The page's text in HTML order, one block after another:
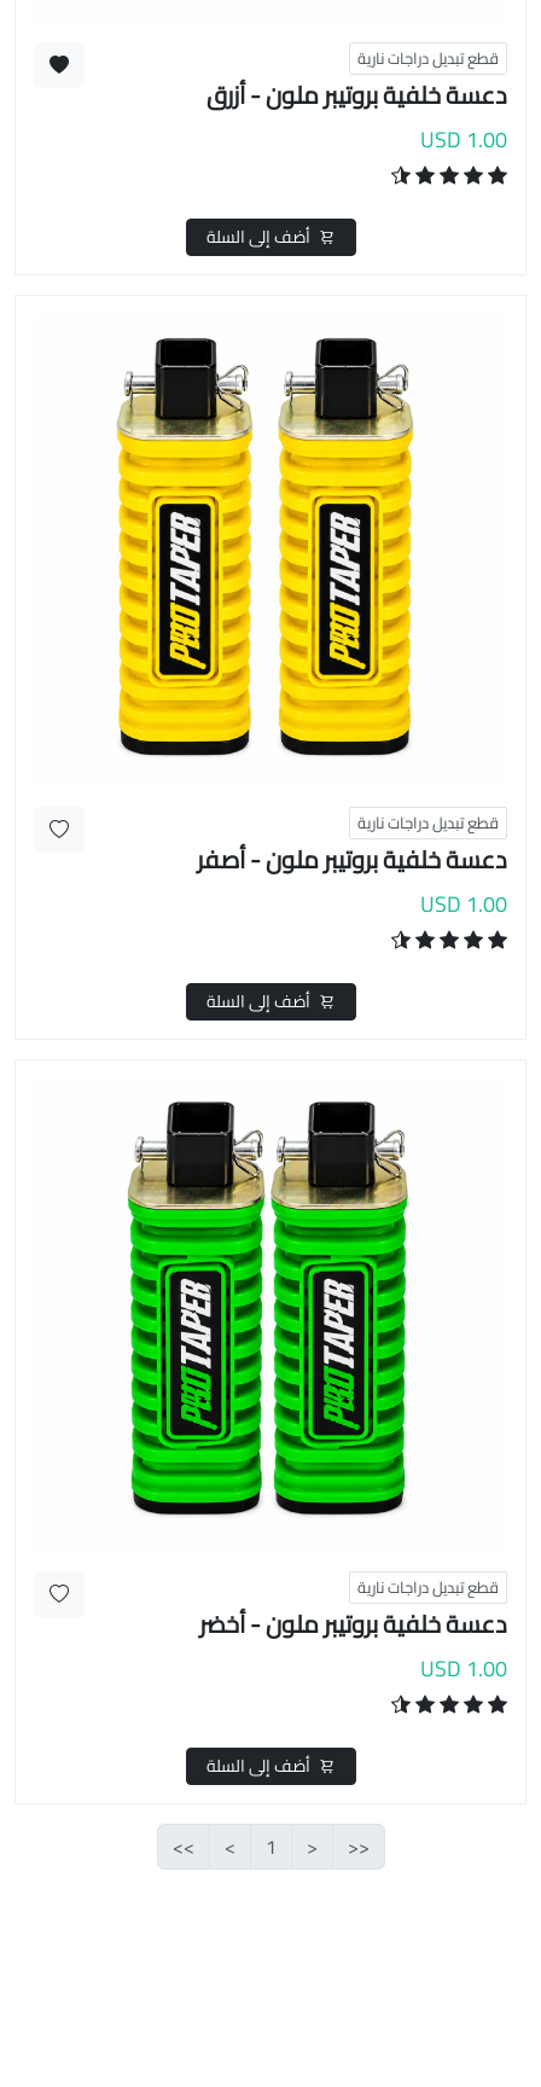
قطع تبديل دراجات نارية
دعسة خلفية بروتيبر ملون - أزرق
1.00 USD
أضف إلى السلة
قطع تبديل دراجات نارية
دعسة خلفية بروتيبر ملون - أصفر
1.00 USD
أضف إلى السلة
قطع تبديل دراجات نارية
دعسة خلفية بروتيبر ملون - أخضر
1.00 USD
أضف إلى السلة
<<
<
1
>
>>